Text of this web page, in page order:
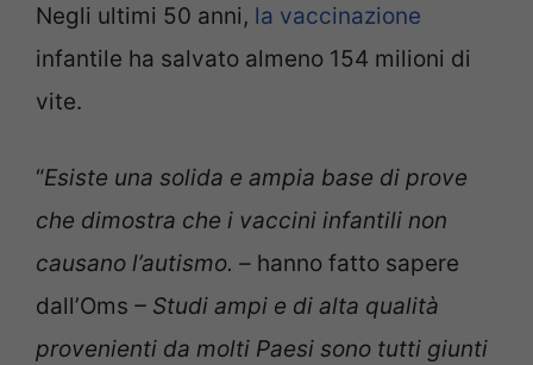
Negli ultimi 50 anni, la vaccinazione
infantile ha salvato almeno 154 milioni di
vite.
“Esiste una solida e ampia base di prove
che dimostra che i vaccini infantili non
causano l’autismo. – hanno fatto sapere
dall’Oms – Studi ampi e di alta qualità
provenienti da molti Paesi sono tutti giunti